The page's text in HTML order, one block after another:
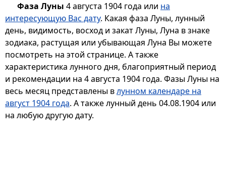
Фаза Луны 4 августа 1904 года или на
интересующую Вас дату. Какая фаза Луны, лунный
день, видимость, восход и закат Луны, Луна в знаке
зодиака, растущая или убывающая Луна Вы можете
посмотреть на этой странице. А также
характеристика лунного дня, благоприятный период
и рекомендации на 4 августа 1904 года. Фазы Луны на
весь месяц представлены влунном календаре на
август 1904 года. А также лунный день 04.08.1904 или
на любую другую дату.